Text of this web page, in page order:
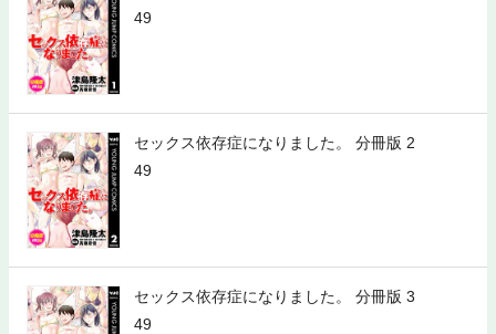
49
セックス依存症になりました。 分冊版 2
49
セックス依存症になりました。 分冊版 3
49